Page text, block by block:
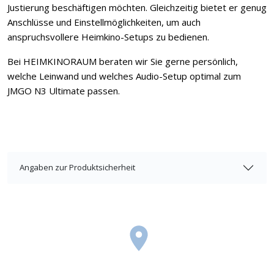
Justierung beschäftigen möchten. Gleichzeitig bietet er genug
Anschlüsse und Einstellmöglichkeiten, um auch
anspruchsvollere Heimkino-Setups zu bedienen.
Bei HEIMKINORAUM beraten wir Sie gerne persönlich,
welche Leinwand und welches Audio-Setup optimal zum
JMGO N3 Ultimate passen.
Angaben zur Produktsicherheit